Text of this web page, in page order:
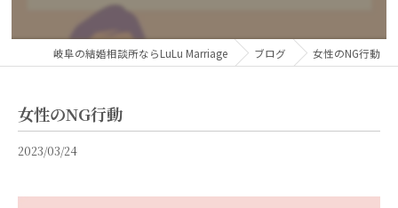
岐阜の結婚相談所ならLuLu Marriage ブログ 女性のNG行動
女性のNG行動
2023/03/24